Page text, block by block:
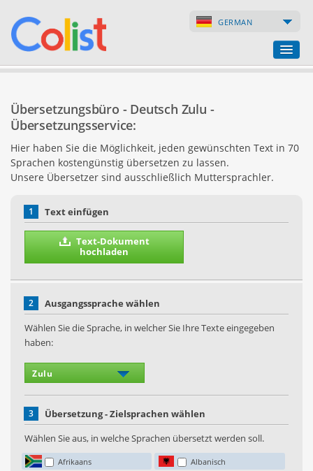
GERMAN
Firmenverzeichnis
Webseiten
Internet-Shops
Übersetzungsbüro - Deutsch Zulu -
Übersetzungsservice:
Hier haben Sie die Möglichkeit, jeden gewünschten Text in 70
Sprachen kostengünstig übersetzen zu lassen.
Unsere Übersetzer sind ausschließlich Muttersprachler.
1 Text einfügen
Text-Dokument
hochladen
2
Ausgangssprache wählen
Wählen Sie die Sprache, in welcher Sie Ihre Texte eingegeben
haben:
3
Übersetzung - Zielsprachen wählen
Wählen Sie aus, in welche Sprachen übersetzt werden soll.
Afrikaans
Albanisch